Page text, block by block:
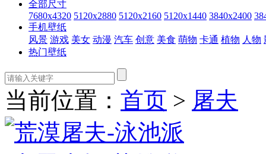
全部尺寸
7680x4320 5120x2880 5120x2160 5120x1440 3840x2400
手机壁纸
风景 游戏 美女 动漫 汽车 创意 美食 萌物 卡通 植物 人物
热门壁纸
当前位置： 首页 > 屠夫